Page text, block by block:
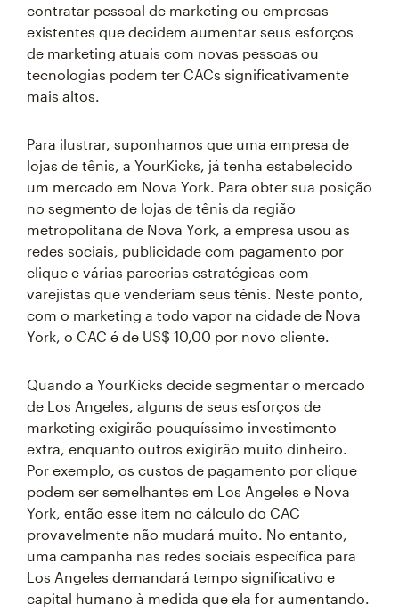
contratar pessoal de marketing ou empresas
existentes que decidem aumentar seus esforços
de marketing atuais com novas pessoas ou
tecnologias podem ter CACs significativamente
mais altos.
Para ilustrar, suponhamos que uma empresa de
lojas de tênis, a YourKicks, já tenha estabelecido
um mercado em Nova York. Para obter sua posição
no segmento de lojas de tênis da região
metropolitana de Nova York, a empresa usou as
redes sociais, publicidade com pagamento por
clique e várias parcerias estratégicas com
varejistas que venderiam seus tênis. Neste ponto,
com o marketing a todo vapor na cidade de Nova
York, o CAC é de US$ 10,00 por novo cliente.
Quando a YourKicks decide segmentar o mercado
de Los Angeles, alguns de seus esforços de
marketing exigirão pouquíssimo investimento
extra, enquanto outros exigirão muito dinheiro.
Por exemplo, os custos de pagamento por clique
podem ser semelhantes em Los Angeles e Nova
York, então esse item no cálculo do CAC
provavelmente não mudará muito. No entanto,
uma campanha nas redes sociais específica para
Los Angeles demandará tempo significativo e
capital humano à medida que ela for aumentando.